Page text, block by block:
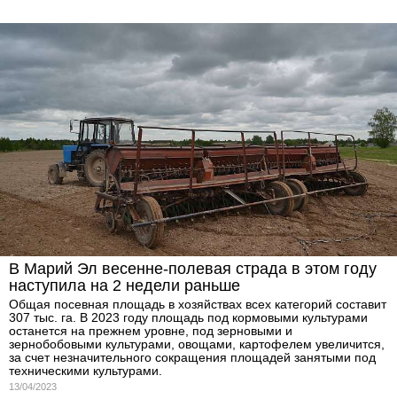
В Марий Эл весенне-полевая страда в этом году
наступила на 2 недели раньше
Общая посевная площадь в хозяйствах всех категорий составит
307 тыс. га. В 2023 году площадь под кормовыми культурами
останется на прежнем уровне, под зерновыми и
зернобобовыми культурами, овощами, картофелем увеличится,
за счет незначительного сокращения площадей занятыми под
техническими культурами.
13/04/2023